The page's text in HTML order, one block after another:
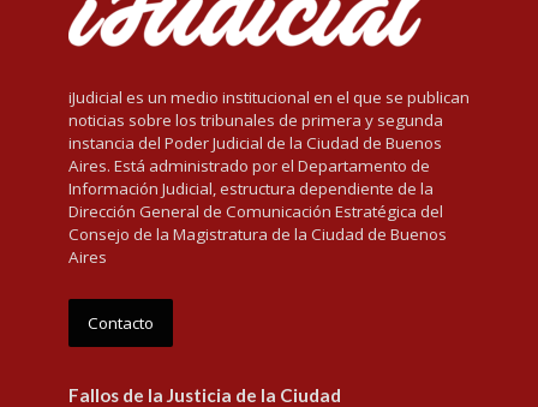
iJudicial es un medio institucional en el que se publican
noticias sobre los tribunales de primera y segunda
instancia del Poder Judicial de la Ciudad de Buenos
Aires. Está administrado por el Departamento de
Información Judicial, estructura dependiente de la
Dirección General de Comunicación Estratégica del
Consejo de la Magistratura de la Ciudad de Buenos
Aires
Contacto
Fallos de la Justicia de la Ciudad